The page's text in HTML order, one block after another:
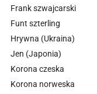
Frank szwajcarski
Funt szterling
Hrywna (Ukraina)
Jen (Japonia)
Korona czeska
Korona norweska